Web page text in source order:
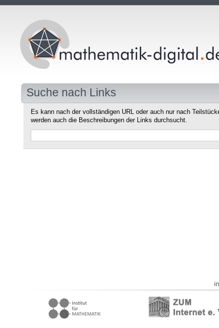
Suche nach Links
Es kann nach der vollständigen URL oder auch nur nach
werden auch die Beschreibungen der Links durchsucht.